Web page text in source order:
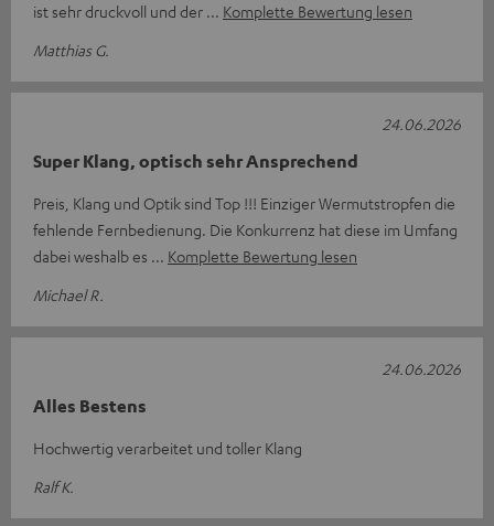
ist sehr druckvoll und der
Komplette Bewertung lesen
Matthias G.
Super Klang, optisch sehr Ansprechend
Preis, Klang und Optik sind Top !!! Einziger Wermutstropfen die
fehlende Fernbedienung. Die Konkurrenz hat diese im Umfang
dabei weshalb es
Komplette Bewertung lesen
Michael R.
24.06.2026
Alles Bestens
Hochwertig verarbeitet und toller Klang
Ralf K.
24.06.2026